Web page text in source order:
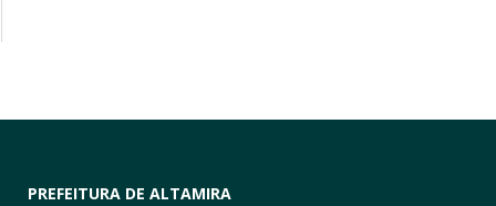
PREFEITURA DE ALTAMIRA